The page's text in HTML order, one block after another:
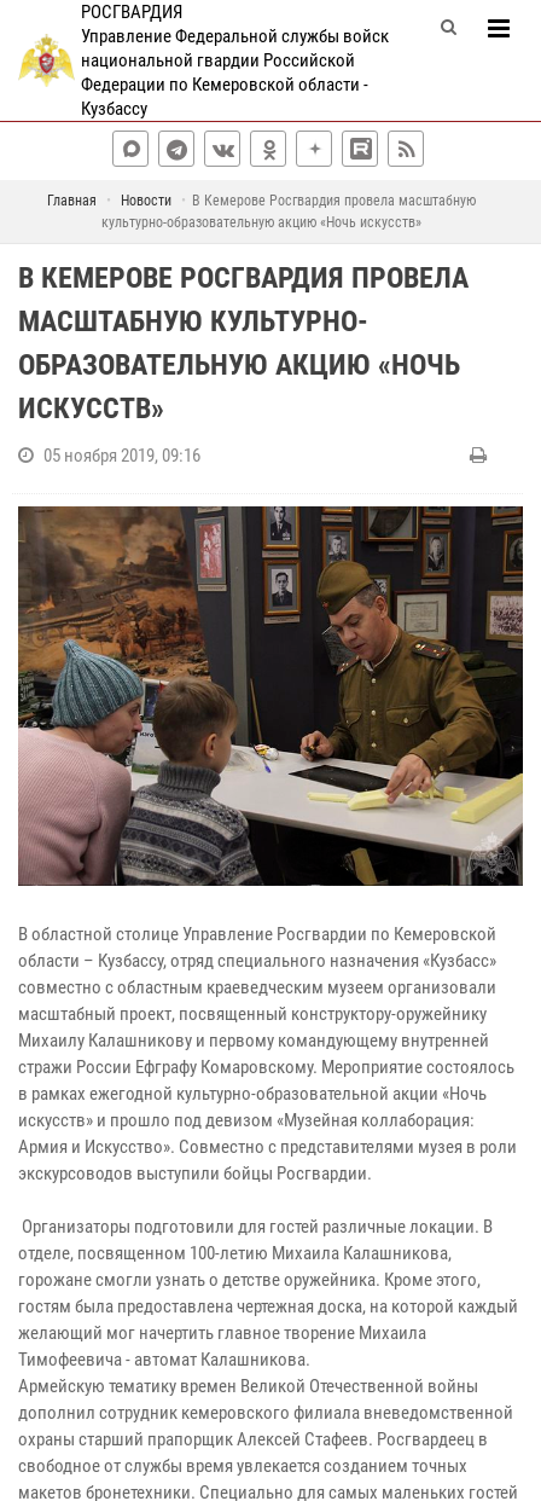
РОСГВАРДИЯ
Управление Федеральной службы войск
национальной гвардии Российской
Федерации по Кемеровской области -
Кузбассу
Главная Новости
В Кемерове Росгвардия провела масштабную
культурно-образовательную акцию «Ночь искусств»
В КЕМЕРОВЕ РОСГВАРДИЯ ПРОВЕЛА
МАСШТАБНУЮ КУЛЬТУРНО-
ОБРАЗОВАТЕЛЬНУЮ АКЦИЮ «НОЧЬ
ИСКУССТВ»
05 ноября 2019, 09:16
В областной столице Управление Росгвардии по Кемеровской
области – Кузбассу, отряд специального назначения «Кузбасс»
совместно с областным краеведческим музеем организовали
масштабный проект, посвященный конструктору-оружейнику
Михаилу Калашникову и первому командующему внутренней
стражи России Ефграфу Комаровскому. Мероприятие состоялось
в рамках ежегодной культурно-образовательной акции «Ночь
искусств» и прошло под девизом «Музейная коллаборация:
Армия и Искусство». Совместно с представителями музея в роли
экскурсоводов выступили бойцы Росгвардии.
Организаторы подготовили для гостей различные локации. В
отделе, посвященном 100-летию Михаила Калашникова,
горожане смогли узнать о детстве оружейника. Кроме этого,
гостям была предоставлена чертежная доска, на которой каждый
желающий мог начертить главное творение Михаила
Тимофеевича - автомат Калашникова.
Армейскую тематику времен Великой Отечественной войны
дополнил сотрудник кемеровского филиала вневедомственной
охраны старший прапорщик Алексей Стафеев. Росгвардеец в
свободное от службы время увлекается созданием точных
макетов бронетехники. Специально для самых маленьких гостей